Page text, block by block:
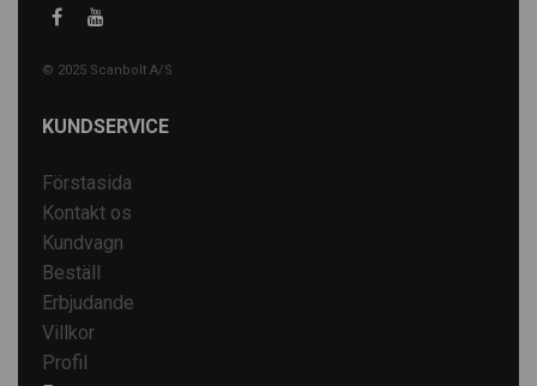
© 2025 Scanbolt A/S
KUNDSERVICE
Förstasida
Kontakt os
Kundvagn
Beställ
Erbjudande
Villkor
Profil